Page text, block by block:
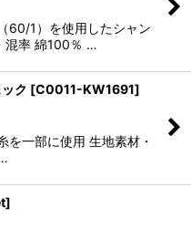
60/1）を使用したシャン
混率 綿100％ …
ク [C0011-KW1691]
を一部に使用 生地素材・
]